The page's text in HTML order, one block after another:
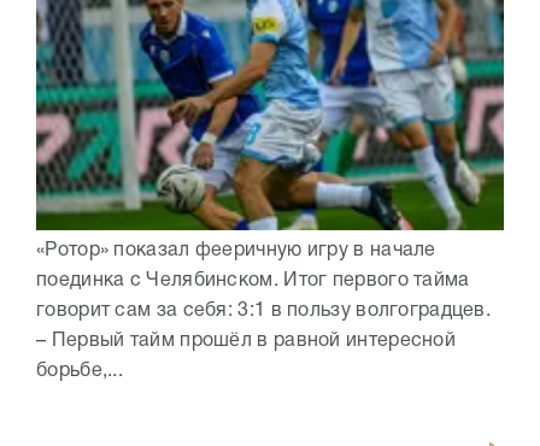
«Ротор» показал фееричную игру в начале
поединка с Челябинском. Итог первого тайма
говорит сам за себя: 3:1 в пользу волгоградцев.
– Первый тайм прошëл в равной интересной
борьбе,...